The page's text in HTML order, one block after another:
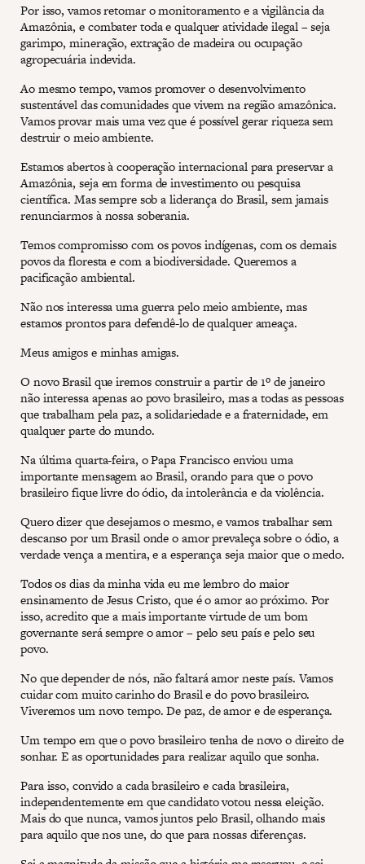
Por isso, vamos retomar o monitoramento e a vigilância da
Amazônia, e combater toda e qualquer atividade ilegal – seja
garimpo, mineração, extração de madeira ou ocupação
agropecuária indevida.
Ao mesmo tempo, vamos promover o desenvolvimento
sustentável das comunidades que vivem na região amazônica.
Vamos provar mais uma vez que é possível gerar riqueza sem
destruir o meio ambiente.
Estamos abertos à cooperação internacional para preservar a
Amazônia, seja em forma de investimento ou pesquisa
científica. Mas sempre sob a liderança do Brasil, sem jamais
renunciarmos à nossa soberania.
Temos compromisso com os povos indígenas, com os demais
povos da floresta e com a biodiversidade. Queremos a
pacificação ambiental.
Não nos interessa uma guerra pelo meio ambiente, mas
estamos prontos para defendê-lo de qualquer ameaça.
Meus amigos e minhas amigas.
O novo Brasil que iremos construir a partir de 1º de janeiro
não interessa apenas ao povo brasileiro, mas a todas as pessoas
que trabalham pela paz, a solidariedade e a fraternidade, em
qualquer parte do mundo.
Na última quarta-feira, o Papa Francisco enviou uma
importante mensagem ao Brasil, orando para que o povo
brasileiro fique livre do ódio, da intolerância e da violência.
Quero dizer que desejamos o mesmo, e vamos trabalhar sem
descanso por um Brasil onde o amor prevaleça sobre o ódio, a
verdade vença a mentira, e a esperança seja maior que o medo.
Todos os dias da minha vida eu me lembro do maior
ensinamento de Jesus Cristo, que é o amor ao próximo. Por
isso, acredito que a mais importante virtude de um bom
governante será sempre o amor – pelo seu país e pelo seu
povo.
No que depender de nós, não faltará amor neste país. Vamos
cuidar com muito carinho do Brasil e do povo brasileiro.
Viveremos um novo tempo. De paz, de amor e de esperança.
Um tempo em que o povo brasileiro tenha de novo o direito de
sonhar. E as oportunidades para realizar aquilo que sonha.
Para isso, convido a cada brasileiro e cada brasileira,
independentemente em que candidato votou nessa eleição.
Mais do que nunca, vamos juntos pelo Brasil, olhando mais
para aquilo que nos une, do que para nossas diferenças.